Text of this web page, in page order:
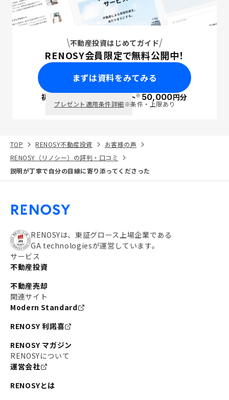
不動産投資はじめてガイド
RENOSY会員限定で無料公開中！
まずは資料をみてみる
初回面談で ポイント※50,000円分
プレゼント適用条件詳細※条件・上限あり
TOP RENOSY不動産投資
お客様の声
RENOSY（リノシー）の評判・口コミ
説明が丁寧で自分の目線に寄り添ってくださった
RENOSYは、東証グロース上場企業である
GA technologiesが運営しています。
サービス
不動産投資
不動産売却
関連サイト
Modern Standard
RENOSY 利諾喜
RENOSY マガジン
RENOSYについて
運営会社
RENOSYとは